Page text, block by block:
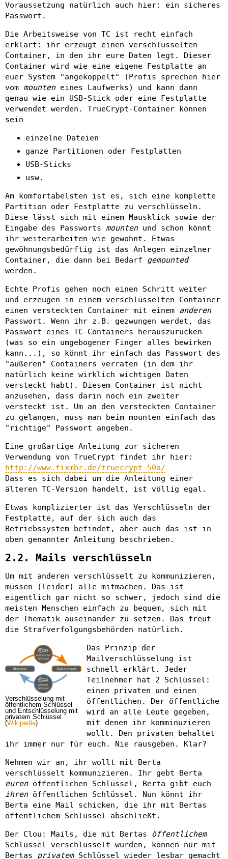
Voraussetzung natürlich auch hier: ein sicheres
Passwort.
Die Arbeitsweise von TC ist recht einfach
erklärt: ihr erzeugt einen verschlüsselten
Container, in den ihr eure Daten legt. Dieser
Container wird wie eine eigene Festplatte an
euer System "angekoppelt" (Profis sprechen hier
vom mounteneines Laufwerks) und kann dann
genau wie ein USB-Stick oder eine Festplatte
verwendet werden. TrueCrypt-Container können
sein
einzelne Dateien
ganze Partitionen oder Festplatten
USB-Sticks
usw.
Am komfortabelsten ist es, sich eine komplette
Partition oder Festplatte zu verschlüsseln.
Diese lässt sich mit einem Mausklick sowie der
Eingabe des Passworts mountenund schon könnt
ihr weiterarbeiten wie gewohnt. Etwas
gewöhnungsbedürftig ist das Anlegen einzelner
Container, die dann bei Bedarf gemounted
werden.
Echte Profis gehen noch einen Schritt weiter
und erzeugen in einem verschlüsselten Container
einen versteckten Container mit einem anderen
Passwort. Wenn ihr z.B. gezwungen werdet, das
Passwort eines TC-Containers herauszurücken
(was so ein umgebogener Finger alles bewirken
kann...), so könnt ihr einfach das Passwort des
"äußeren" Containers verraten (in dem ihr
natürlich keine wirklich wichtigen Daten
versteckt habt). Diesem Container ist nicht
anzusehen, dass darin noch ein zweiter
versteckt ist. Um an den versteckten Container
zu gelangen, muss man beim mounten einfach das
"richtige" Passwort angeben.
Eine großartige Anleitung zur sicheren
Verwendung von TrueCrypt findet ihr hier:
http://www.fixmbr.de/truecrypt-50a/
Dass es sich dabei um die Anleitung einer
älteren TC-Version handelt, ist völlig egal.
Etwas komplizierter ist das Verschlüsseln der
Festplatte, auf der sich auch das
Betriebssystem befindet, aber auch das ist in
oben genannter Anleitung beschrieben.
2.2. Mails verschlüsseln
Um mit anderen verschlüsselt zu kommunizieren,
müssen (leider) alle mitmachen. Das ist
eigentlich gar nicht so schwer, jedoch sind die
meisten Menschen einfach zu bequem, sich mit
der Thematik auseinander zu setzen. Das freut
die Strafverfolgungsbehörden natürlich.
Verschlüsselung mit
öffentlichem Schlüssel
und Entschlüsselung mit
privatem Schlüssel
(Wikipedia)
Das Prinzip der
Mailverschlüsselung ist
schnell erklärt. Jeder
Teilnehmer hat 2 Schlüssel:
einen privaten und einen
öffentlichen. Der öffentliche
wird an alle Leute gegeben,
mit denen ihr komminuzieren
wollt. Den privaten behaltet
ihr immer nur für euch. Nie rausgeben. Klar?
Nehmen wir an, ihr wollt mit Berta
verschlüsselt kommunizieren. Ihr gebt Berta
eurenöffentlichen Schlüssel, Berta gibt euch
ihrenöffentlichen Schlüssel. Nun könnt ihr
Berta eine Mail schicken, die ihr mit Bertas
öffentlichem Schlüssel abschließt.
Der Clou: Mails, die mit Bertas öffentlichem
Schlüssel verschlüsselt wurden, können nur mit
Bertas privatemSchlüssel wieder lesbar gemacht